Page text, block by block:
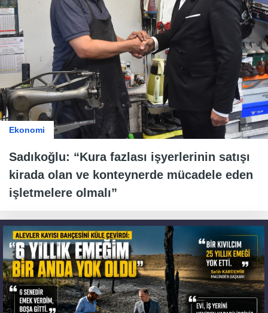
Ekonomi
Sadıkoğlu: “Kura fazlası işyerlerinin satışı
kirada olan ve konteynerde mücadele eden
işletmelere olmalı”